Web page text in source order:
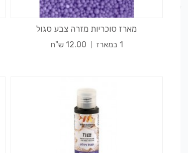
מארז סוכריות מזרה צבע סגול
1 במארז 12.00 ש"ח